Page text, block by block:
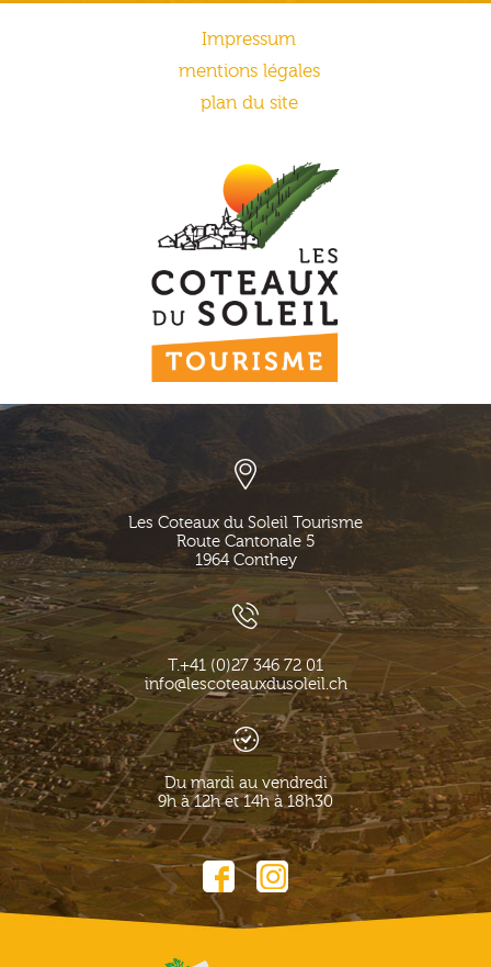
Impressum
mentions légales
plan du site
Les Coteaux du Soleil Tourisme
Route Cantonale 5
1964 Conthey
T.+41 (0)27 346 72 01
info@lescoteauxdusoleil.ch
Du mardi au vendredi
9h à 12h et 14h à 18h30